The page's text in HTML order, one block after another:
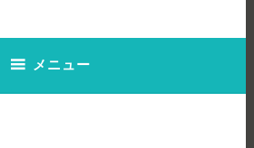
メニュー